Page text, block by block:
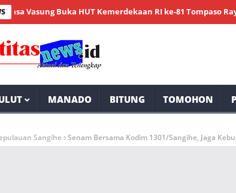
Buka HUT Kemerdekaan RI ke-81 Tompaso Raya
MANADO BITUNG TOMOHON
Sangihe Senam Bersama Kodim 1301/Sangihe, Jaga